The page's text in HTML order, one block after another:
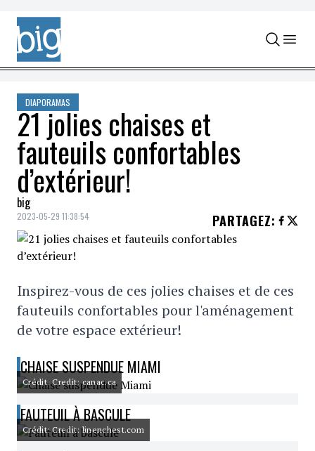
Skip to content
DIAPORAMAS
21 jolies chaises et
fauteuils confortables
d’extérieur!
big
2023-05-29 11:38:54 PARTAGEZ:
Inspirez-vous de ces jolies chaises et de ces
fauteuils confortables pour l'aménagement
de votre espace extérieur!
CHAISE SUSPENDUE MIAMI
Crédit: Credit: canac.ca
FAUTEUIL À BASCULE
Crédit: Credit: linenchest.com